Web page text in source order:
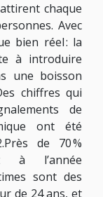
chaque
Avec
bien réel : la
à introduire
une boisson
chiffres qui
de
ont été
de 70 %
à l’année
sont des
de 24 ans, et